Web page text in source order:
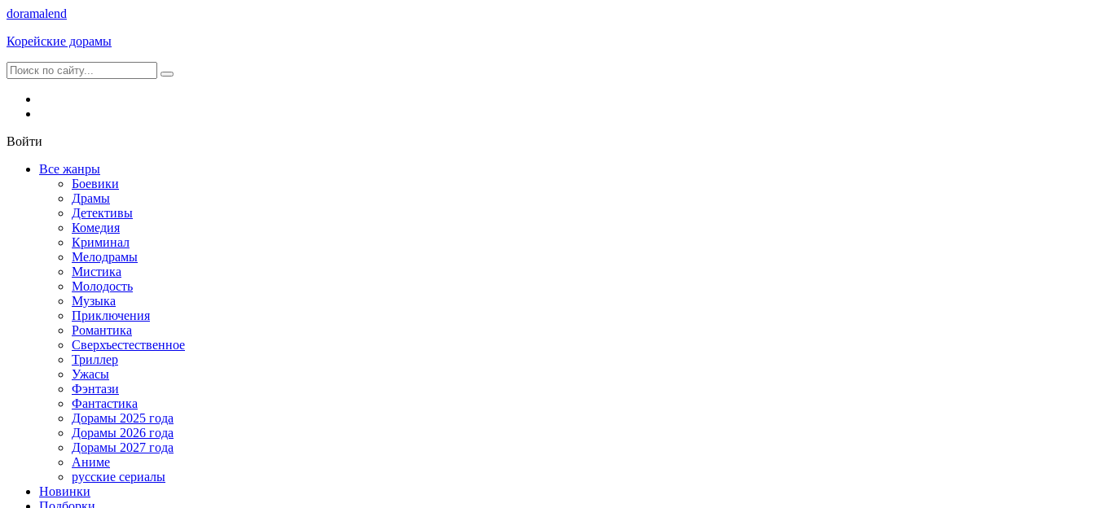
doramalend
Корейские дорамы
Войти
Все жанры
Боевики
Драмы
Детективы
Комедия
Криминал
Мелодрамы
Мистика
Молодость
Музыка
Приключения
Романтика
Сверхъестественное
Триллер
Ужасы
Фэнтази
Фантастика
Дорамы 2025 года
Дорамы 2026 года
Дорамы 2027 года
Аниме
русские сериалы
Новинки